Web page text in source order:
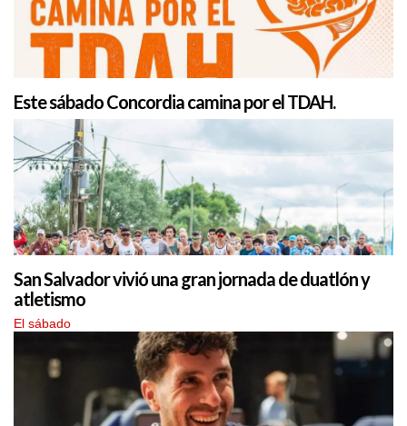
Este sábado Concordia camina por el TDAH.
San Salvador vivió una gran jornada de duatlón y
atletismo
El sábado